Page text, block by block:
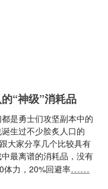
“神级”消耗品
是勇士们攻坚副本中的
生过不少脍炙人口的
大家分享几个比较具有
最离谱的消耗品，没有
体力，20%回避率……